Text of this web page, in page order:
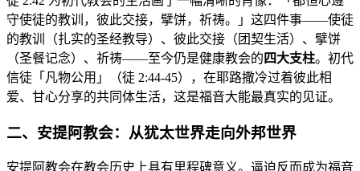
守使徒的教训，彼此交接，擘饼，祈祷。」这四件事——使徒
的教训（扎实的圣经教导）、彼此交接（团契生活）、擘饼
（圣餐记念）、祈祷——至今仍是健康教会的 四大支柱。初代
信徒「凡物公用」（徒 2:44-45），在耶路撒冷过着彼此相
爱、甘心分享的共同体生活，这是福音大能最真实的见证。
二、安提阿教会：从犹太世界走向外邦世界
安提阿教会在教会历史上具有里程碑意义。逼迫反而成为福音